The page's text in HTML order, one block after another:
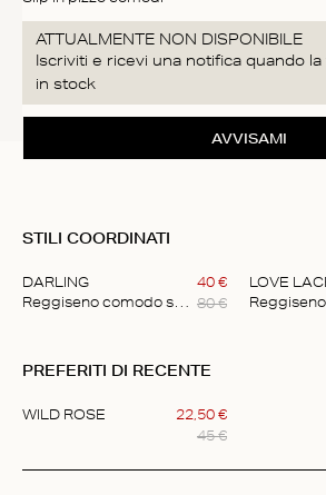
ATTUALMENTE NON DISPONIBILE
Iscriviti e ricevi una notifica quando
in stock
AVVISAMI
STILI COORDINATI
DARLING
Reggiseno comodo senza imbottitura
40 €
80 €
LOVE
of
PREFERITI DI RECENTE
WILD ROSE 22,50 €
45 €